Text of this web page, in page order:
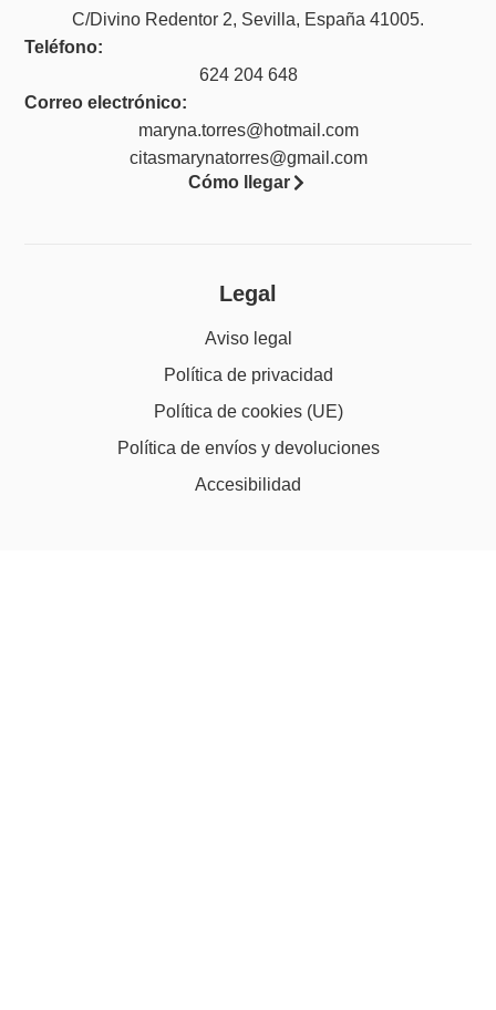
C/Divino Redentor 2, Sevilla, España 41005.
Teléfono:
624 204 648
Correo electrónico:
maryna.torres@hotmail.com
citasmarynatorres@gmail.com
Cómo llegar
Legal
Aviso legal
Política de privacidad
Política de cookies (UE)
Política de envíos y devoluciones
Accesibilidad